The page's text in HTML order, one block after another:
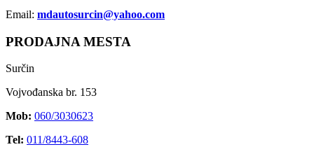
Email: mdautosurcin@yahoo.com
PRODAJNA MESTA
Surčin
Vojvođanska br. 153
Mob: 060/3030623
Tel: 011/8443-608